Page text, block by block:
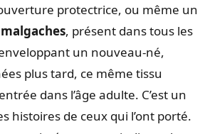
protectrice, ou même un
, présent dans tous les
un nouveau-né,
plus tard, ce même tissu
dans l’âge adulte. C’est un
histoires de ceux qui l’ont porté.